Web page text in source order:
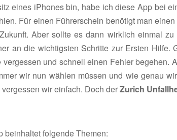
eines iPhones bin, habe ich diese App bei
Für einen Führerschein benötigt man
Aber sollte es dann wirklich einmal
an die wichtigsten Schritte zur Ersten Hilfe.
und schnell einen Fehler begehen.
wir nun wählen müssen und wie genau
wir einfach. Doch derZurich
beinhaltet folgende Themen: